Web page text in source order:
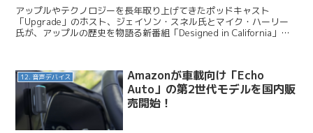
アップルやテクノロジーを長年取り上げてきたポッドキャスト
「Upgrade」のホスト、ジェイソン・スネル氏とマイク・ハーリー
氏が、アップルの歴史を物語る新番組「Designed in California」の
12. 音声デバイス
Amazonが車載向け「Echo
Auto」の第2世代モデルを国内販
売開始！